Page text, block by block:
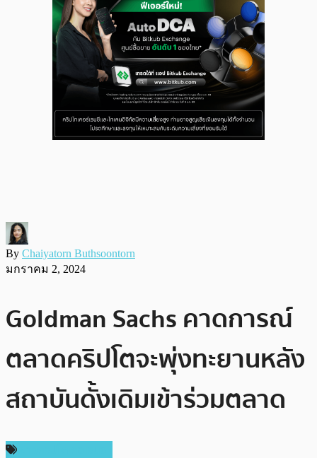
By Chaiyatorn Buthsoontorn
มกราคม 2, 2024
Goldman Sachs คาดการณ์
ตลาดคริปโตจะพุ่งทะยานหลัง
สถาบันดั้งเดิมเข้าร่วมตลาด